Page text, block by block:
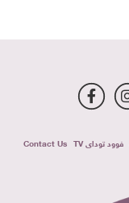
فوود توداى TV
Contact Us